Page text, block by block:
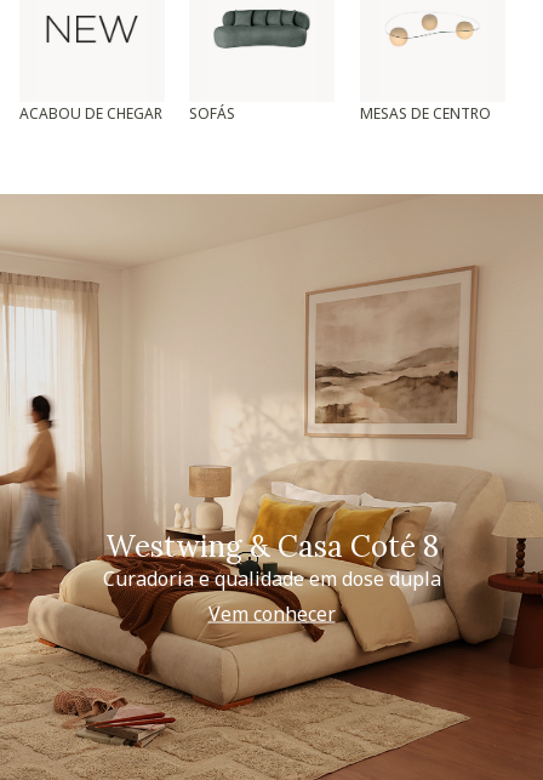
ACABOU DE CHEGAR SOFÁS MESAS DE CENTRO
Westwing & Casa Coté 8
Curadoria e qualidade em dose dupla
Vem conhecer